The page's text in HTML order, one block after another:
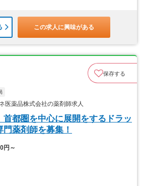
この求人に興味がある
保存する
薬品株式会社の薬剤師求人
都圏を中心に展開をするドラッ
薬剤師を募集！
円～